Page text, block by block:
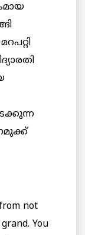
not
You